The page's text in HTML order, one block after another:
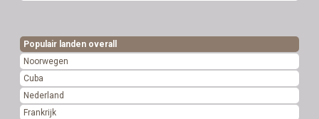
Populair landen overall
Noorwegen
Cuba
Nederland
Frankrijk